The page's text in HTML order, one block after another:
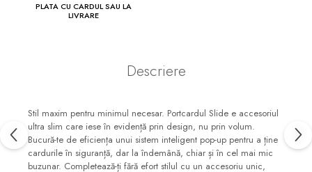
PLATA CU CARDUL SAU LA
LIVRARE
Descriere
Stil maxim pentru minimul necesar. Portcardul Slide e accesoriul
ultra slim care iese în evidență prin design, nu prin volum.
Bucură-te de eficiența unui sistem inteligent pop-up pentru a ține
cardurile în siguranță, dar la îndemână, chiar și în cel mai mic
buzunar. Completează-ți fără efort stilul cu un accesoriu unic,